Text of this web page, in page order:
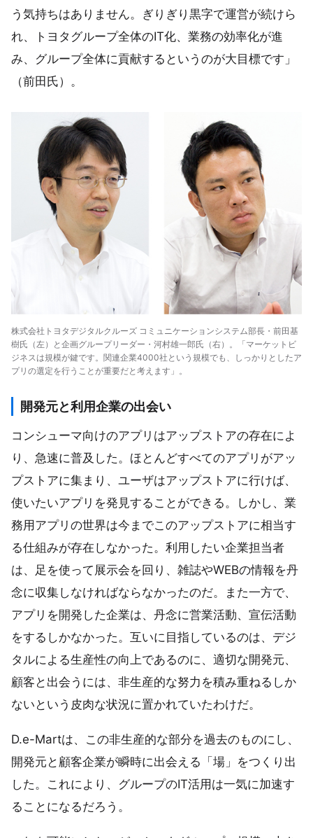
う気持ちはありません。ぎりぎり黒字で運営が続けら
れ、トヨタグループ全体のIT化、業務の効率化が進
み、グループ全体に貢献するというのが大目標です」
（前田氏）。
株式会社トヨタデジタルクルーズ コミュニケーションシステム部長・前田基
樹氏（左）と企画グループリーダー・河村雄一郎氏（右）。「マーケットビ
ジネスは規模が鍵です。関連企業4000社という規模でも、しっかりとしたア
プリの選定を行うことが重要だと考えます」。
開発元と利用企業の出会い
コンシューマ向けのアプリはアップストアの存在によ
り、急速に普及した。ほとんどすべてのアプリがアッ
プストアに集まり、ユーザはアップストアに行けば、
使いたいアプリを発見することができる。しかし、業
務用アプリの世界は今までこのアップストアに相当す
る仕組みが存在しなかった。利用したい企業担当者
は、足を使って展示会を回り、雑誌やWEBの情報を丹
念に収集しなければならなかったのだ。また一方で、
アプリを開発した企業は、丹念に営業活動、宣伝活動
をするしかなかった。互いに目指しているのは、デジ
タルによる生産性の向上であるのに、適切な開発元、
顧客と出会うには、非生産的な努力を積み重ねるしか
ないという皮肉な状況に置かれていたわけだ。
D.e-Martは、この非生産的な部分を過去のものにし、
開発元と顧客企業が瞬時に出会える「場」をつくり出
した。これにより、グループのIT活用は一気に加速す
ることになるだろう。